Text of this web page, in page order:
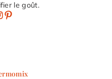
le goût.